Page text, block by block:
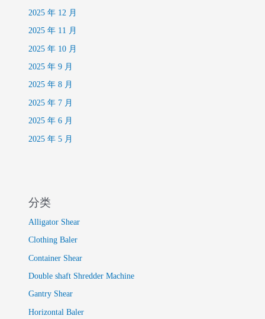
2025 年 12 月
2025 年 11 月
2025 年 10 月
2025 年 9 月
2025 年 8 月
2025 年 7 月
2025 年 6 月
2025 年 5 月
分类
Alligator Shear
Clothing Baler
Container Shear
Double shaft Shredder Machine
Gantry Shear
Horizontal Baler